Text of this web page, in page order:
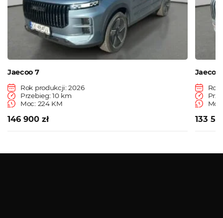
Jaecoo 7
Rok produkcji: 2026
Przebieg: 10 km
Moc: 224 KM
146 900 zł
Jaecoo
Rok
133